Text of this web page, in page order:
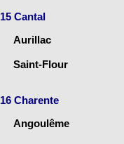
15 Cantal
Aurillac
Saint-Flour
16 Charente
Angoulême